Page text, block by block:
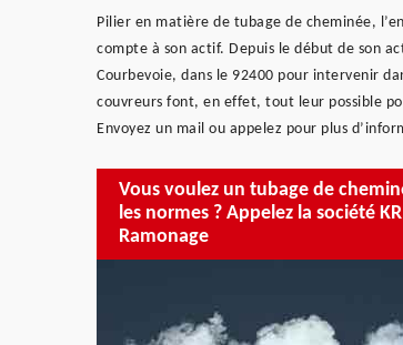
Pilier en matière de tubage de cheminée,
compte à son actif. Depuis le début de son
Courbevoie, dans le 92400 pour intervenir
couvreurs font, en effet, tout leur possible
Envoyez un mail ou appelez pour plus
Vous voulez un tubage de
les normes ? Appelez la société KR
Ramonage